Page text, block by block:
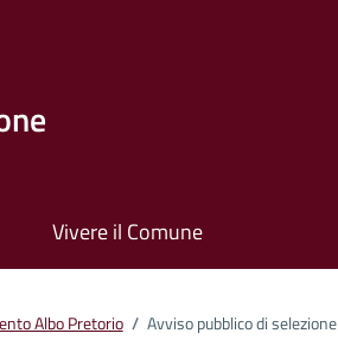
Vivere il Comune
Albo Pretorio / Avviso pubblico di selezione